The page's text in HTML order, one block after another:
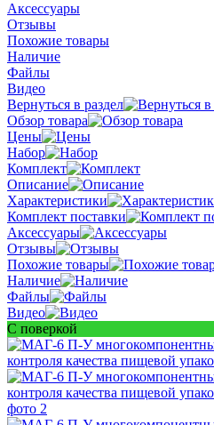
Аксессуары
Отзывы
Похожие товары
Наличие
Файлы
Видео
Вернуться в раздел
Обзор товара
Цены
Набор
Комплект
Описание
Характеристики
Комплект поставки
Аксессуары
Отзывы
Похожие товары
Наличие
Файлы
Видео
С поверкой